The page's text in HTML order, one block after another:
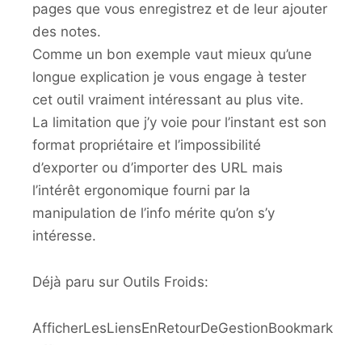
pages que vous enregistrez et de leur ajouter
des notes.
Comme un bon exemple vaut mieux qu’une
longue explication je vous engage à tester
cet outil vraiment intéressant au plus vite.
La limitation que j’y voie pour l’instant est son
format propriétaire et l’impossibilité
d’exporter ou d’importer des URL mais
l’intérêt ergonomique fourni par la
manipulation de l’info mérite qu’on s’y
intéresse.
Déjà paru sur Outils Froids:
AfficherLesLiensEnRetourDeGestionBookmark